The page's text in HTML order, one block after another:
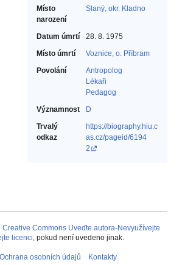
Místo
narození
Slaný, okr. Kladno
Datum úmrtí
28. 8. 1975
Místo úmrtí
Voznice, o. Příbram
Povolání
Antropolog‎
Lékaři‎
Pedagog‎
Významnost
D
Trvalý
odkaz
https://biography.hiu.c
as.cz/pageid/6194
2
Creative Commons Uveďte autora-Nevyužívejte
licenci, pokud není uvedeno jinak.
Ochrana osobních údajů Kontakty